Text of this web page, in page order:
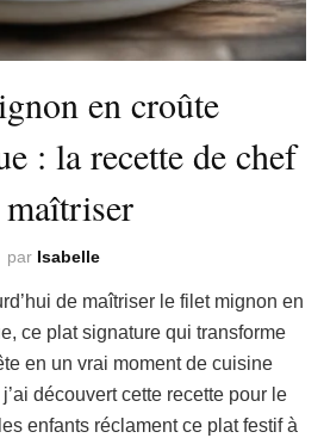
en croûte
: la recette de chef
maîtriser
par Isabelle
de maîtriser le filet mignon en
ce plat signature qui transforme
en un vrai moment de cuisine
découvert cette recette pour le
enfants réclament ce plat festif à